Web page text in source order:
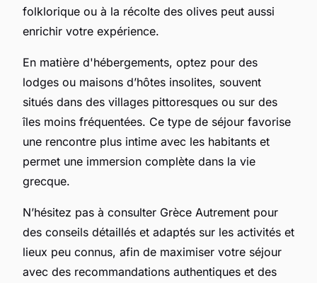
folklorique ou à la récolte des olives peut aussi
enrichir votre expérience.
En matière d'hébergements, optez pour des
lodges ou maisons d’hôtes insolites, souvent
situés dans des villages pittoresques ou sur des
îles moins fréquentées. Ce type de séjour favorise
une rencontre plus intime avec les habitants et
permet une immersion complète dans la vie
grecque.
N’hésitez pas à consulter Grèce Autrement pour
des conseils détaillés et adaptés sur les activités et
lieux peu connus, afin de maximiser votre séjour
avec des recommandations authentiques et des